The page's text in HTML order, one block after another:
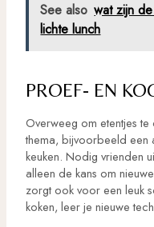
See also wat zijn
lichte lunch
PROEF- EN
Overweeg om etentjes
thema, bijvoorbeeld een
keuken. Nodig vrienden
alleen de kans om
zorgt ook voor een leuk
koken, leer je nieuwe